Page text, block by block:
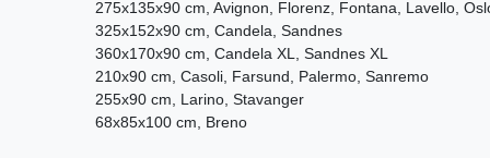
275x135x90 cm, Avignon, Florenz, Fontana, Lavello,
325x152x90 cm, Candela, Sandnes
360x170x90 cm, Candela XL, Sandnes XL
210x90 cm, Casoli, Farsund, Palermo, Sanremo
255x90 cm, Larino, Stavanger
68x85x100 cm, Breno